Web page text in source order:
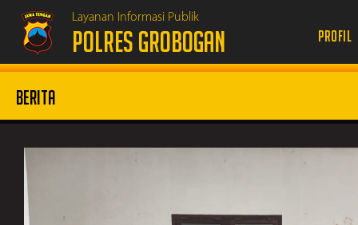
Layanan Informasi Publik
POLRES GROBOGAN Profil
Berita